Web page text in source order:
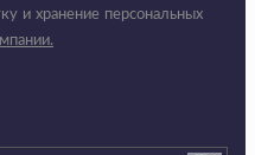
и хранение персональных